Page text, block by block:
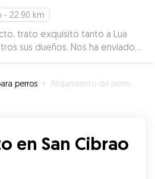
- 22.90 km
trato exquisito tanto a Lua
sus dueños. Nos ha enviado
fotos diariamente. Lua estuvo
contentos y agradecidos”
perros » Alojamiento de perros en San Cibrao das Viñas
en San Cibrao